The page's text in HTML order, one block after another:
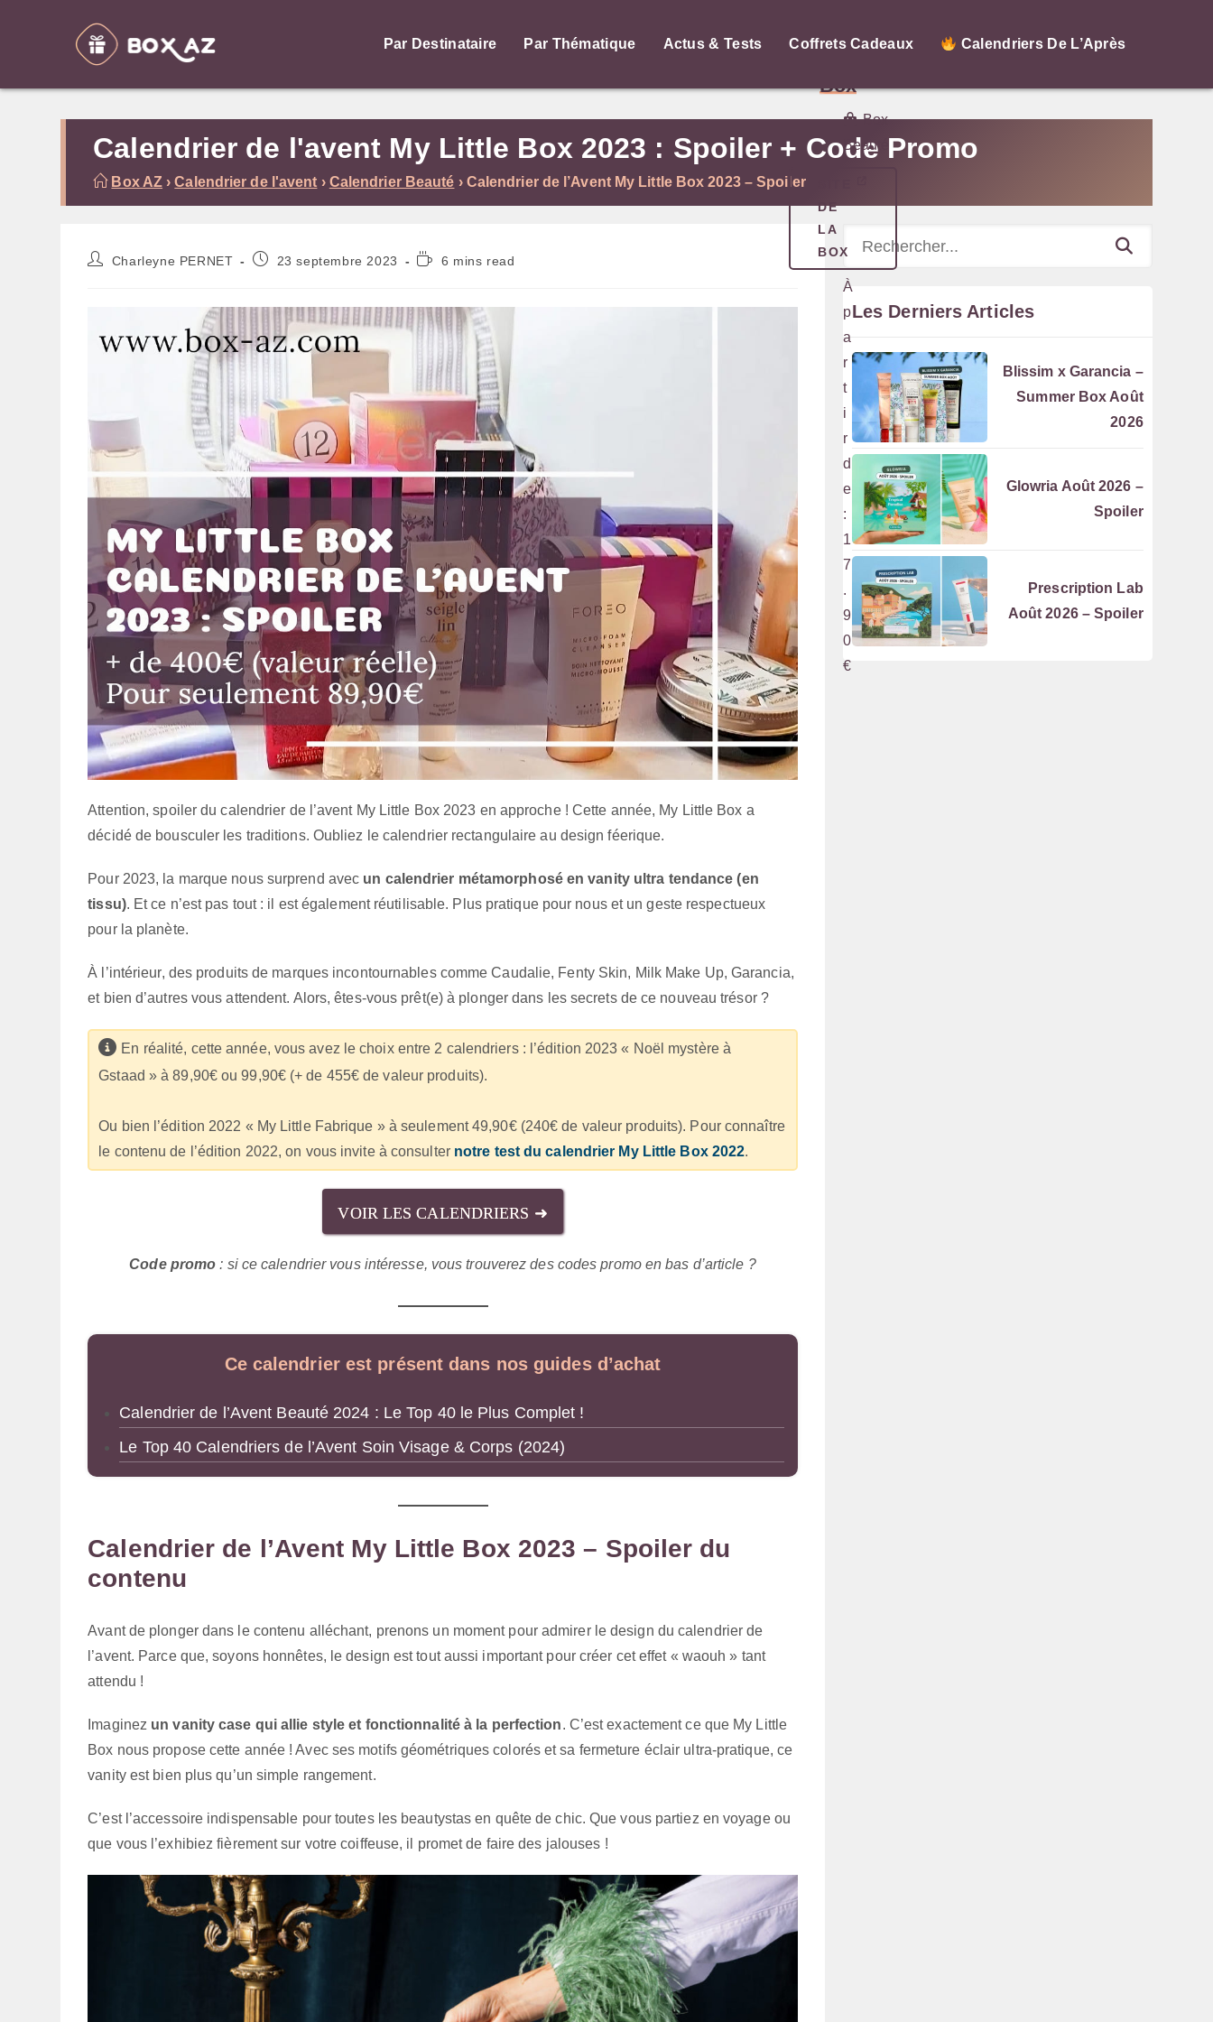
Par Destinataire Par Thématique Actus & Tests Coffrets Cadeaux Calendriers De L’Après
Calendrier de l'avent My Little Box 2023 : Spoiler + Code Promo
Box AZ ›Calendrier de l'avent › Calendrier Beauté › Calendrier de l’Avent My Little Box 2023 – Spoiler
Auteur/autrice
Charleyne PERNET
Publication
23 septembre 2023
Temps6 mins read
Attention, spoiler du calendrier de l’avent My Little Box 2023 en approche ! Cette année, My Little Box a
décidé de bousculer les traditions. Oubliez le calendrier rectangulaire au design féerique.
Pour 2023, la marque nous surprend avec un calendrier métamorphosé en vanity ultra tendance (en
tissu). Et ce n’est pas tout : il est également réutilisable. Plus pratique pour nous et un geste respectueux
pour la planète.
À l’intérieur, des produits de marques incontournables comme Caudalie, Fenty Skin, Milk Make Up, Garancia,
et bien d’autres vous attendent. Alors, êtes-vous prêt(e) à plonger dans les secrets de ce nouveau trésor ?
En réalité, cette année, vous avez le choix entre 2 calendriers : l’édition 2023 « Noël mystère à
Gstaad » à 89,90€ ou 99,90€ (+ de 455€ de valeur produits).
Ou bien l’édition 2022 « My Little Fabrique » à seulement 49,90€ (240€ de valeur produits). Pour connaître
le contenu de l’édition 2022, on vous invite à consulter notre test du calendrier My Little Box 2022.
VOIR LES CALENDRIERS ➜
Code promo : si ce calendrier vous intéresse, vous trouverez des codes promo en bas d’article ?
Ce calendrier est présent dans nos guides d’achat
Calendrier de l’Avent Beauté 2024 : Le Top 40 le Plus Complet !
Le Top 40 Calendriers de l’Avent Soin Visage & Corps (2024)
Calendrier de l’Avent My Little Box 2023 – Spoiler du
contenu
Avant de plonger dans le contenu alléchant, prenons un moment pour admirer le design du calendrier de
l’avent. Parce que, soyons honnêtes, le design est tout aussi important pour créer cet effet « waouh » tant
attendu !
Imaginez un vanity case qui allie style et fonctionnalité à la perfection. C’est exactement ce que My Little
Box nous propose cette année ! Avec ses motifs géométriques colorés et sa fermeture éclair ultra-pratique, ce
vanity est bien plus qu’un simple rangement.
C’est l’accessoire indispensable pour toutes les beautystas en quête de chic. Que vous partiez en voyage ou
que vous l’exhibiez fièrement sur votre coiffeuse, il promet de faire des jalouses !
Les Derniers Articles
Blissim x Garancia –
Summer Box Août
2026
Glowria Août 2026 –
Spoiler
Prescription Lab
Août 2026 – Spoiler
My
Box
Box
Beauté
DE
LA
BOX
À
p
a
r
t
i
r
d
e
:
1
7
.
9
0
€